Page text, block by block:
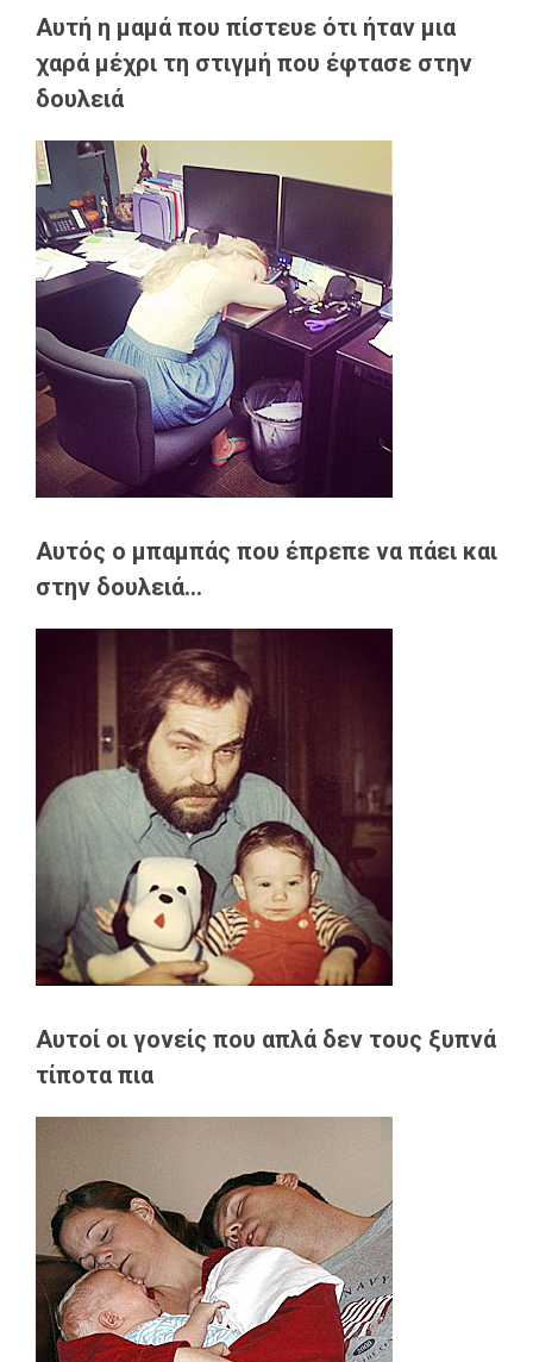
Αυτή η μαμά που πίστευε ότι ήταν μια
χαρά μέχρι τη στιγμή που έφτασε στην
δουλειά
Αυτός ο μπαμπάς που έπρεπε να πάει και
στην δουλειά...
Αυτοί οι γονείς που απλά δεν τους ξυπνά
τίποτα πια